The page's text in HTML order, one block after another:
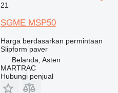
21
SGME MSP50
Harga berdasarkan permintaan
Slipform paver
Belanda, Asten
MARTRAC
Hubungi penjual